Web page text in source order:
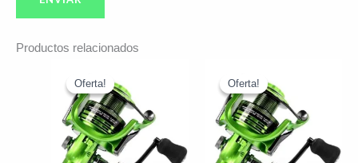
Productos relacionados
Oferta!
Oferta!precio
original
era:
$43.992.$37.390.
Oferta!
Oferta!precio
original
era:
$35.992.$30.390.